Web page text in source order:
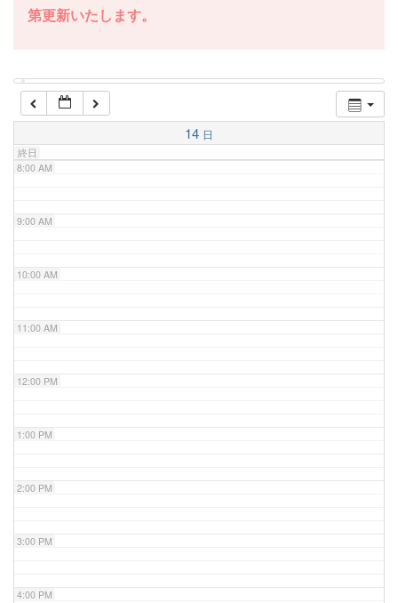
第更新いたします。
14 日
終日
5:00 AM
7:00 AM
8:00 AM
9:00 AM
10:00 AM
11:00 AM
12:00 PM
1:00 PM
2:00 PM
3:00 PM
4:00 PM